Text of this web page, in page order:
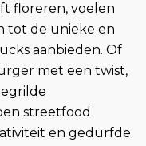
floreren, voelen
tot de unieke en
aanbieden. Of
met een twist,
streetfood
en gedurfde